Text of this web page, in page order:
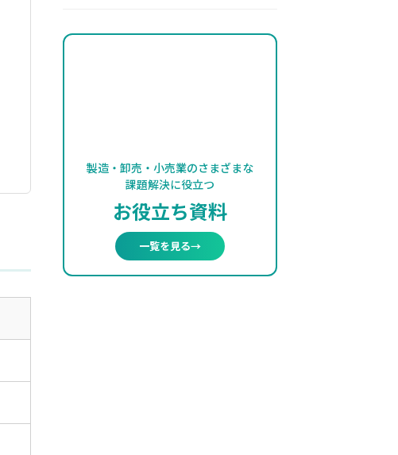
製造・卸売・小売業のさまざまな
課題解決に役立つ
お役立ち資料
一覧を見る→